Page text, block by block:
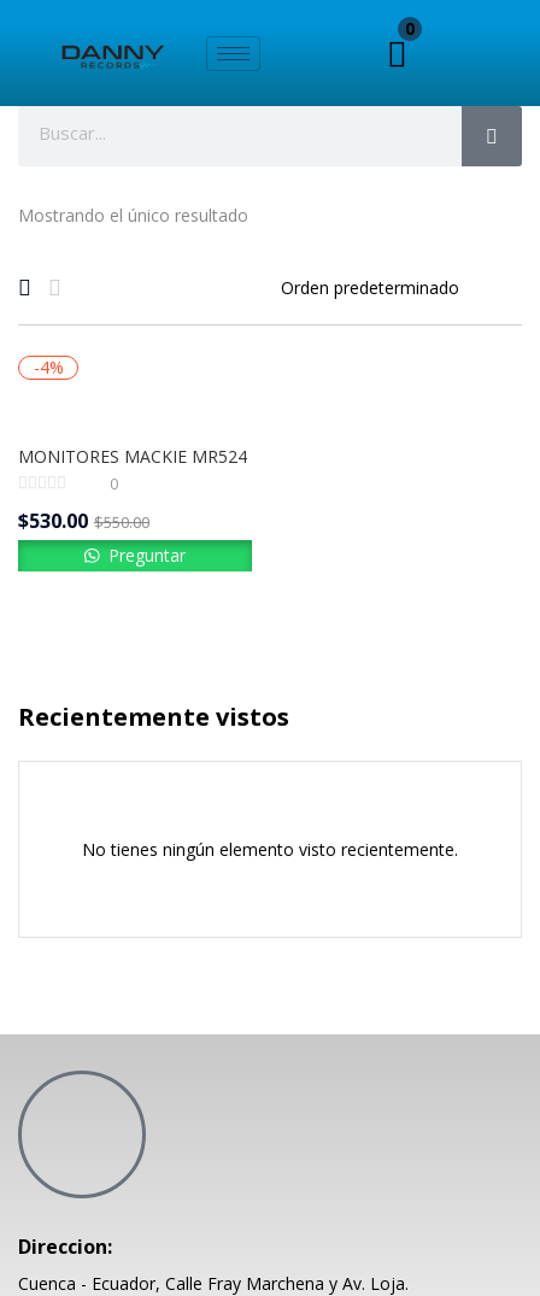
0
Mostrando el único resultado
-4%
MONITORES MACKIE MR524
0
$530.00 $550.00
Preguntar
Recientemente vistos
No tienes ningún elemento visto recientemente.
Direccion:
Cuenca - Ecuador, Calle Fray Marchena y Av. Loja.